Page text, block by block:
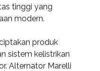
tinggi yang
modern.
produk
sistem kelistrikan
Alternator Marelli